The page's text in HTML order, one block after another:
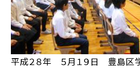
平成２８年 ５月１９日 豊島区